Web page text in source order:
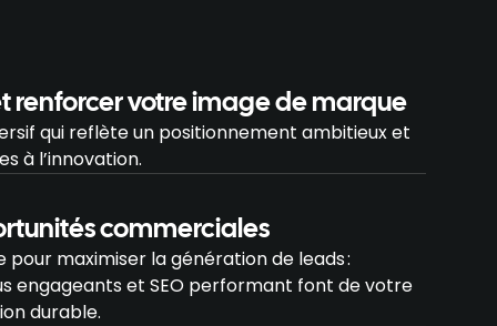
renforcer votre image de marque
qui reflète un positionnement ambitieux et
à l’innovation.
commerciales
maximiser la génération de leads :
engageants et SEO performant font de votre
durable.